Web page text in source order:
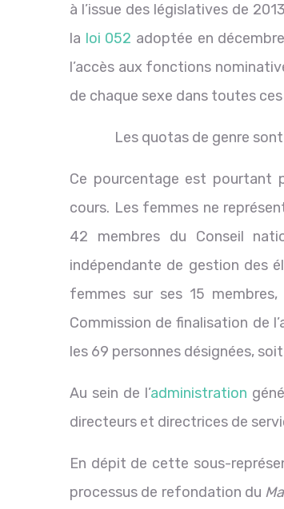
à l’issue des législatives de
la loi 052 adoptée en
l’accès aux fonctions
de chaque sexe dans toutes
Les quotas de genre
Ce pourcentage est pourtant
cours. Les femmes ne
42 membres du Conseil
indépendante de gestion des
femmes sur ses 15
Commission de finalisation de
les 69 personnes désignées, soit
Au sein de l’administration
directeurs et directrices de
En dépit de cette sous-
processus de refondation du